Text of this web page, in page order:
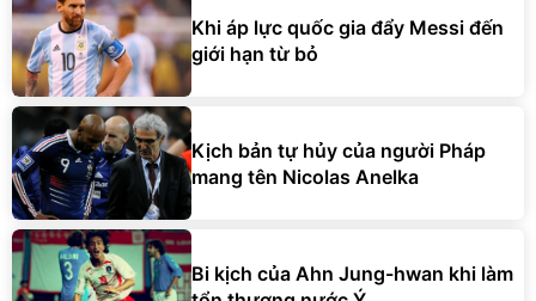
Khi áp lực quốc gia đẩy Messi đến
giới hạn từ bỏ
Kịch bản tự hủy của người Pháp
mang tên Nicolas Anelka
Bi kịch của Ahn Jung-hwan khi làm